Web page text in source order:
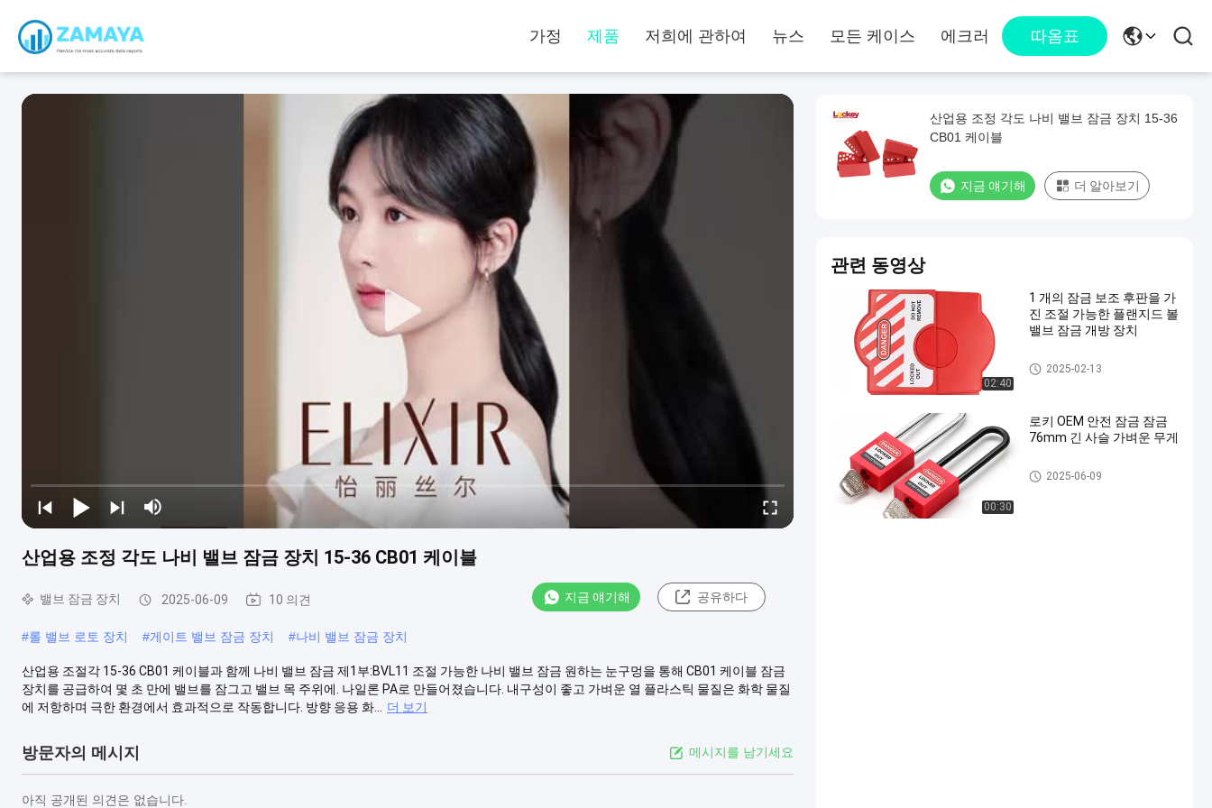
가정 제품 저희에 관하여 뉴스 모든 케이스 에크러 따옴표
산업용 조정 각도 나비 밸브 잠금 장치 15-36 CB01 케이블
밸브 잠금 장치 2025-06-09 10 의견 지금 얘기해 공유하다
#롤 밸브 로토 장치 #게이트 밸브 잠금 장치 #나비 밸브 잠금 장치
산업용 조절각 15-36 CB01 케이블과 함께 나비 밸브 잠금 제1부:BVL11 조절 가능한 나비 밸브 잠금 원하는 눈구멍을 통해 CB01 케이블 잠금
장치를 공급하여 몇 초 만에 밸브를 잠그고 밸브 목 주위에. 나일론 PA로 만들어졌습니다. 내구성이 좋고 가벼운 열 플라스틱 물질은 화학 물질
에 저항하며 극한 환경에서 효과적으로 작동합니다. 방향 응용 화...
더 보기
방문자의 메시지 메시지를 남기세요
아직 공개된 의견은 없습니다.
산업용 조정 각도 나비 밸브 잠금 장치 15-36
CB01 케이블
지금 얘기해 더 알아보기
관련 동영상
02:40
1 개의 잠금 보조 후판을 가
진 조절 가능한 플랜지드 볼
밸브 잠금 개방 장치
밸브 잠금 장치
2025-02-13
00:30
로키 OEM 안전 잠금 잠금
76mm 긴 사슬 가벼운 무게
나일론 시체 안전 잠금
2025-06-09